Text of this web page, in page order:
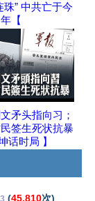
珠” 中共亡于今
年【
矛头指向习；
签生死状抗暴
话时局 】
(45,810次)